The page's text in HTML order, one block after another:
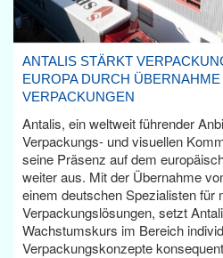
ANTALIS STÄRKT
EUROPA DURCH
VERPACKUNGEN
Antalis, ein weltweit führender
Verpackungs- und visuellen
seine Präsenz auf dem
weiter aus. Mit der Übernahme
einem deutschen Spezialisten für
Verpackungslösungen, setzt
Wachstumskurs im Bereich
Verpackungskonzepte